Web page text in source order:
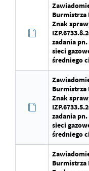
Burmistrza
Znak
zadania
sieci
średniego
Burmistrza
Znak
zadania
sieci
średniego
Burmistrza